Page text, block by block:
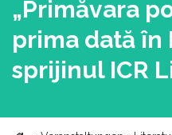
„Primăvara
prima dată în
sprijinul ICR